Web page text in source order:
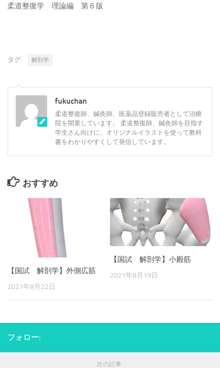
柔道整復学 理論編 第６版
タグ: 解剖学
fukuchan
柔道整復師、鍼灸師、医薬品登録販売者として治療
院を開業しています。 柔道整復師、鍼灸師を目指す
学生さん向けに、オリジナルイラストを使って教科
書をわかりやすくして発信しています。
おすすめ
【国試 解剖学】外側広筋
2021年8月22日
【国試 解剖学】小殿筋
2021年8月19日
フォロー:
次の記事